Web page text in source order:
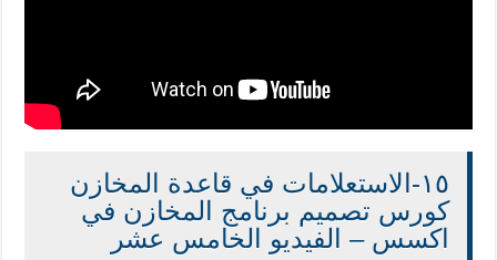
١٥-الاستعلامات في قاعدة المخازن
كورس تصميم برنامج المخازن في
اكسس – الفيديو الخامس عشر